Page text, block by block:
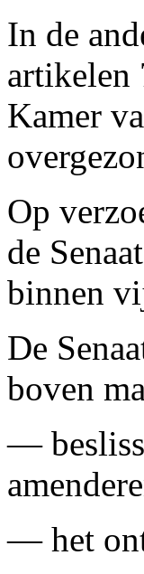
In de
artikelen
Kamer
Op
de
binnen
De
boven
—
— het